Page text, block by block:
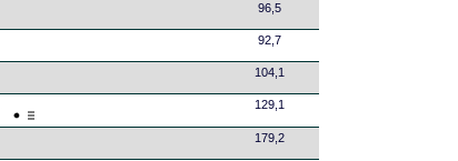
96,5
92,7
104,1
129,1
179,2